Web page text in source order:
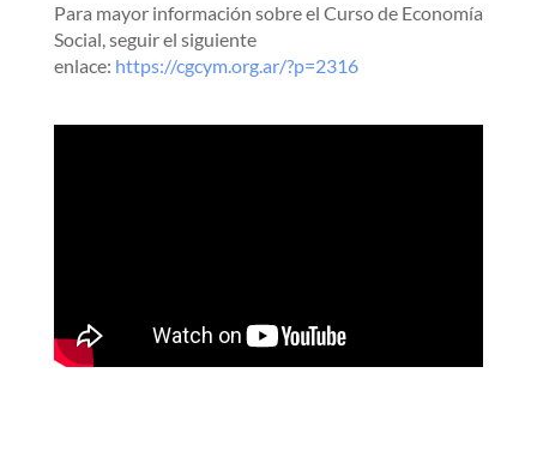
Para mayor información sobre el Curso de Economía
Social, seguir el siguiente
enlace: https://cgcym.org.ar/?p=2316